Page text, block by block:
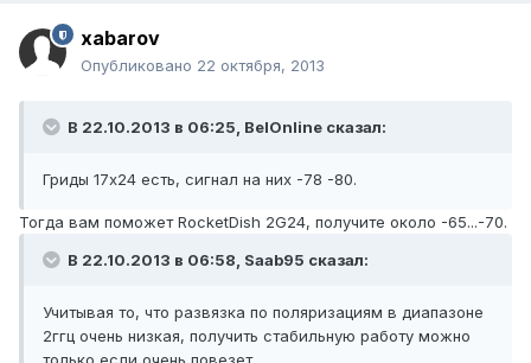
xabarov
Опубликовано 22 октября, 2013
В 22.10.2013 в 06:25, BelOnline сказал:
Гриды 17x24 есть, сигнал на них -78 -80.
Тогда вам поможет RocketDish 2G24, получите около -65...-70.
В 22.10.2013 в 06:58, Saab95 сказал:
Учитывая то, что развязка по поляризациям в диапазоне
2ггц очень низкая, получить стабильную работу можно